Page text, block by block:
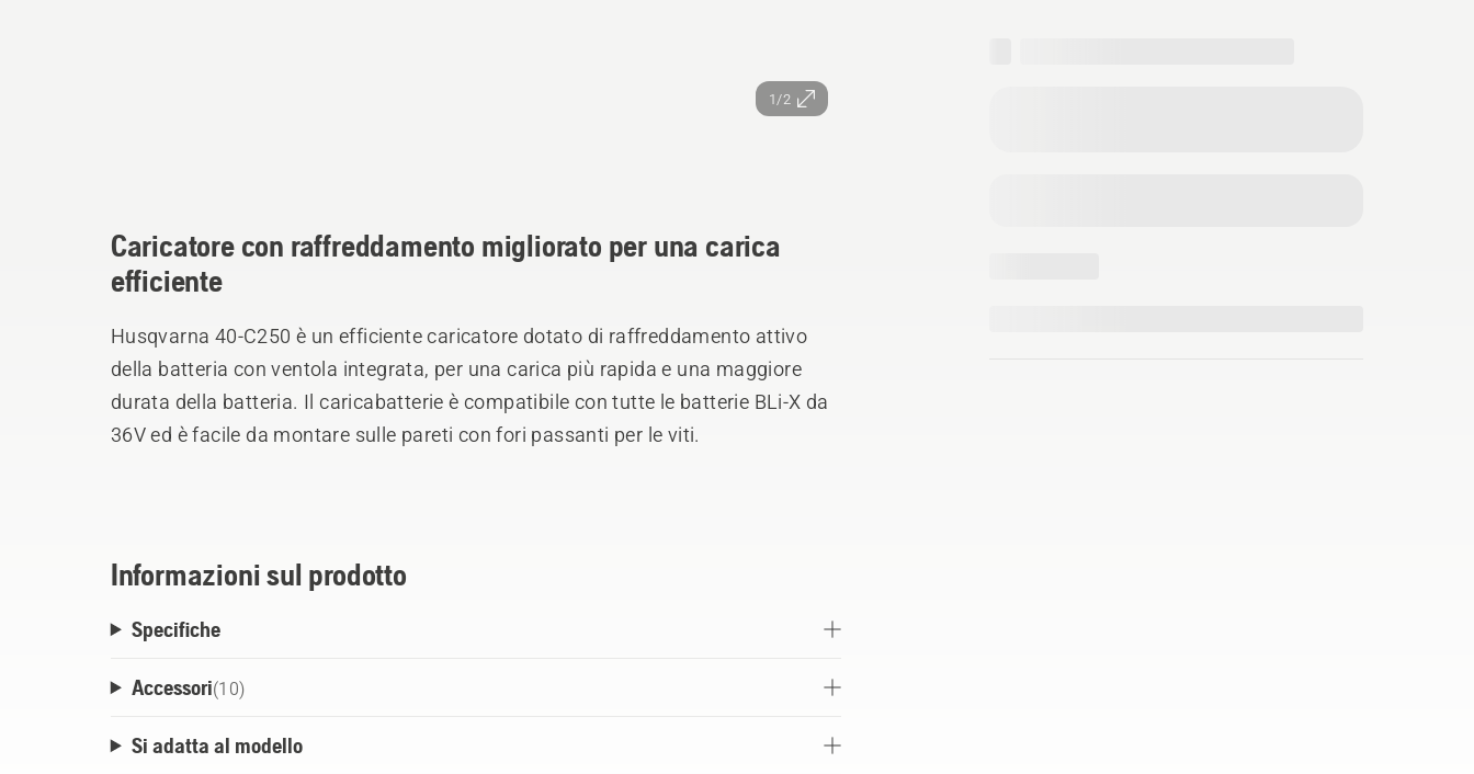
1/2
Caricatore con raffreddamento migliorato per una carica
efficiente
Husqvarna 40-C250 è un efficiente caricatore dotato di raffreddamento attivo
della batteria con ventola integrata, per una carica più rapida e una maggiore
durata della batteria. Il caricabatterie è compatibile con tutte le batterie BLi-X da
36V ed è facile da montare sulle pareti con fori passanti per le viti.
Informazioni sul prodotto
Specifiche
Accessori(10)
Si adatta al modello